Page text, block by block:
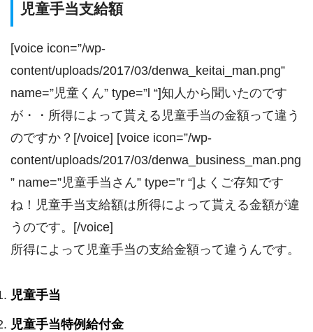
児童手当支給額
[voice icon=”/wp-
content/uploads/2017/03/denwa_keitai_man.png”
name=”児童くん” type=”l “]知人から聞いたのです
が・・所得によって貰える児童手当の金額って違う
のですか？[/voice] [voice icon=”/wp-
content/uploads/2017/03/denwa_business_man.png
” name=”児童手当さん” type=”r “]よくご存知です
ね！児童手当支給額は所得によって貰える金額が違
うのです。[/voice]
所得によって児童手当の支給金額って違うんです。
児童手当
児童手当特例給付金